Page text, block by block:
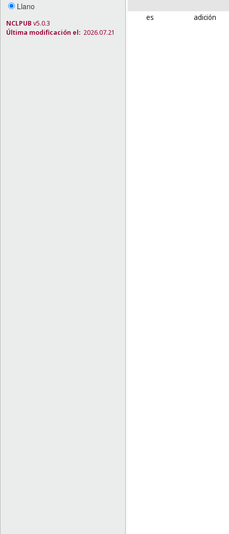
Llano
NCLPUB v5.0.3
Última modificación el: 2026.07.21
es adición